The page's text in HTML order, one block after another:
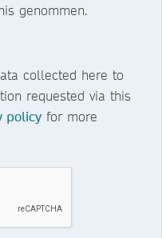
genommen.
collected here to
requested via this
policy for more